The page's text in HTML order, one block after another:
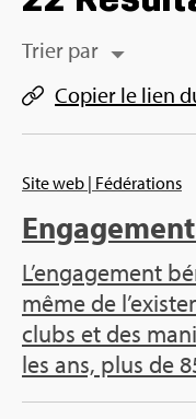
Trier par
Copier le lien
Site web | Fédérations
L’engagement
même de
clubs et des
les ans, plus de